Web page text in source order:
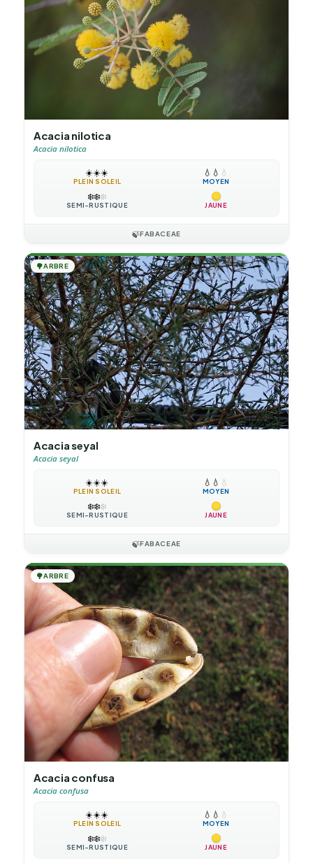
Acacia nilotica
Acacia nilotica
☀️☀️☀️
PLEIN SOLEIL
💧 💧 💧
MOYEN
❄️❄️❄️
SEMI-RUSTIQUE JAUNE
🍃FABACEAE
🌳ARBRE
Acacia seyal
Acacia seyal
☀️☀️☀️
PLEIN SOLEIL
💧 💧 💧
MOYEN
❄️❄️❄️
SEMI-RUSTIQUE JAUNE
🍃FABACEAE
🌳ARBRE
Acacia confusa
Acacia confusa
☀️☀️☀️
PLEIN SOLEIL
💧 💧 💧
MOYEN
❄️❄️❄️
SEMI-RUSTIQUE JAUNE